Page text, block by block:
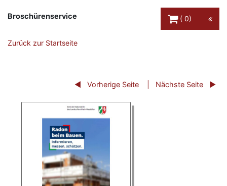
Broschürenservice
0
Zurück zur Startseite
Vorherige Seite Nächste Seite